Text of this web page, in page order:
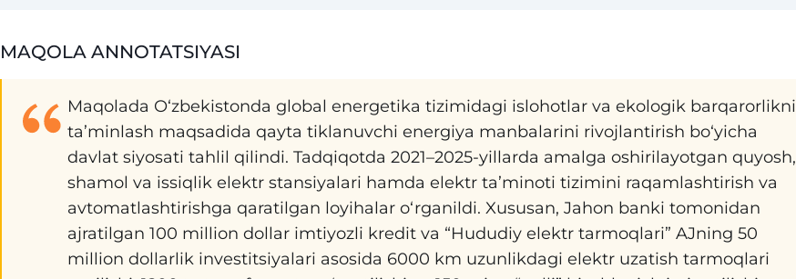
MAQOLA ANNOTATSIYASI
Maqolada O‘zbekistonda global energetika tizimidagi islohotlar va ekologik barqarorlikni
ta’minlash maqsadida qayta tiklanuvchi energiya manbalarini rivojlantirish bo‘yicha
davlat siyosati tahlil qilindi. Tadqiqotda 2021–2025-yillarda amalga oshirilayotgan quyosh,
shamol va issiqlik elektr stansiyalari hamda elektr ta’minoti tizimini raqamlashtirish va
avtomatlashtirishga qaratilgan loyihalar o‘rganildi. Xususan, Jahon banki tomonidan
ajratilgan 100 million dollar imtiyozli kredit va “Hududiy elektr tarmoqlari” AJning 50
million dollarlik investitsiyalari asosida 6000 km uzunlikdagi elektr uzatish tarmoqlari